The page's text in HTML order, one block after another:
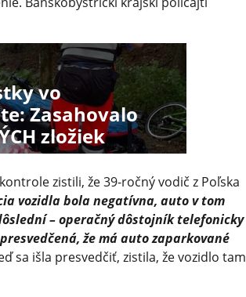
vo
Zasahovalo
zložiek
zistili, že 39-ročný vodič z Poľska
vozidla bola negatívna, auto v tom
– operačný dôstojník telefonicky
že má auto zaparkované
sa išla presvedčiť, zistila, že vozidlo tam